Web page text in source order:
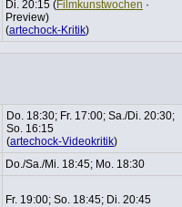
Di. 20:15 (Film­kunst­wo­chen ·
Preview)
(artechock-Kritik)
Do. 18:30; Fr. 17:00; Sa./Di. 20:30;
So. 16:15
(artechock-Videokritik)
Do./Sa./Mi. 18:45; Mo. 18:30
Fr. 19:00; So. 18:45; Di. 20:45